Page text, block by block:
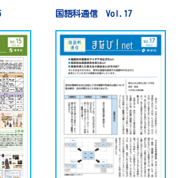
国語科通信 Vol.17